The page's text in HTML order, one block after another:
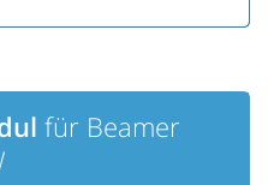
für Beamer